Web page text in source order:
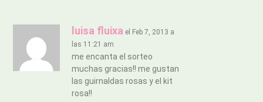
luisa fluixa el Feb 7, 2013 a
las 11:21 am
me encanta el sorteo
muchas gracias!! me gustan
las guirnaldas rosas y el kit
rosa!!